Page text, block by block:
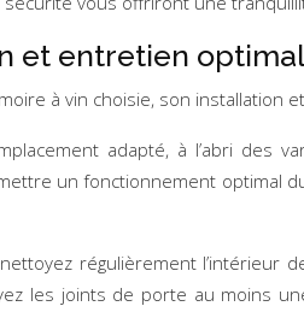
et entretien optimal
à vin choisie, son installation
adapté, à l’abri des
un fonctionnement optimal
régulièrement
les joints de porte au moins